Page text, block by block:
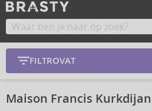
FILTROVAT
Maison Francis Kurkdijan